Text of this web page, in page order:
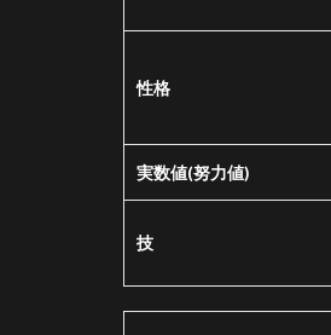
6
ー
テ
成
性格
実数値(努力値)
技